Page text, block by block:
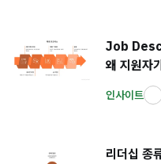
Job
왜 지원자
인사이트
리더십 종